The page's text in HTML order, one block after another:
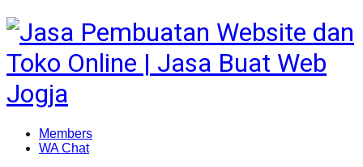
Members
WA Chat